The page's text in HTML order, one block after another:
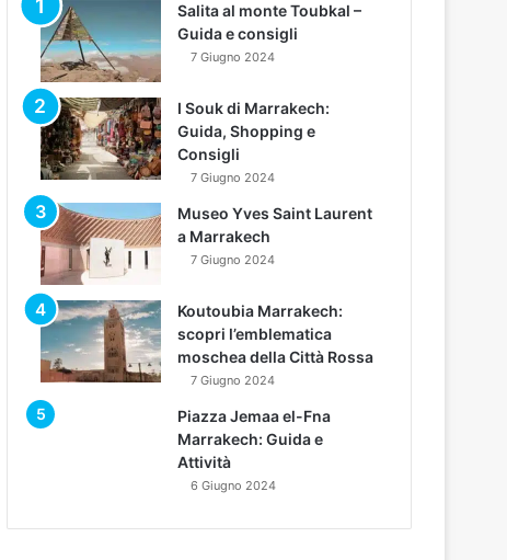
Salita al monte Toubkal –
Guida e consigli
7 Giugno 2024
I Souk di Marrakech:
Guida, Shopping e
Consigli
7 Giugno 2024
Museo Yves Saint Laurent
a Marrakech
7 Giugno 2024
Koutoubia Marrakech:
scopri l’emblematica
moschea della Città Rossa
7 Giugno 2024
Piazza Jemaa el-Fna
Marrakech: Guida e
Attività
6 Giugno 2024